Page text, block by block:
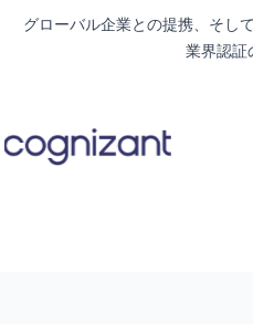
グローバル企業との提携、そし
業界認証